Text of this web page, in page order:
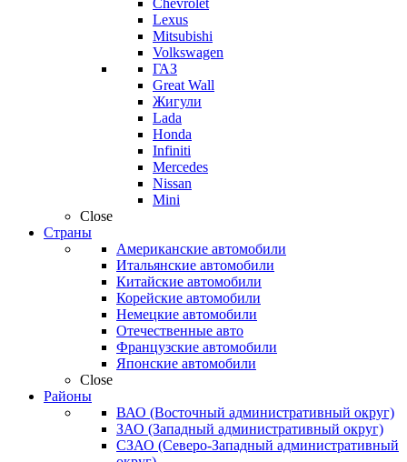
Lexus
Mitsubishi
Volkswagen
ГАЗ
Great Wall
Жигули
Lada
Honda
Infiniti
Mercedes
Nissan
Mini
Close
Страны
Американские автомобили
Итальянские автомобили
Китайские автомобили
Корейские автомобили
Немецкие автомобили
Отечественные авто
Французские автомобили
Японские автомобили
Close
Районы
ВАО (Восточный административный округ)
ЗАО (Западный административный округ)
СЗАО (Северо-Западный административный